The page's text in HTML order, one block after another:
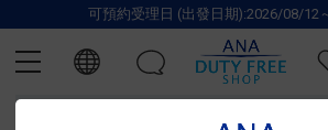
可預約受理日 (出發日期):2026/08/12